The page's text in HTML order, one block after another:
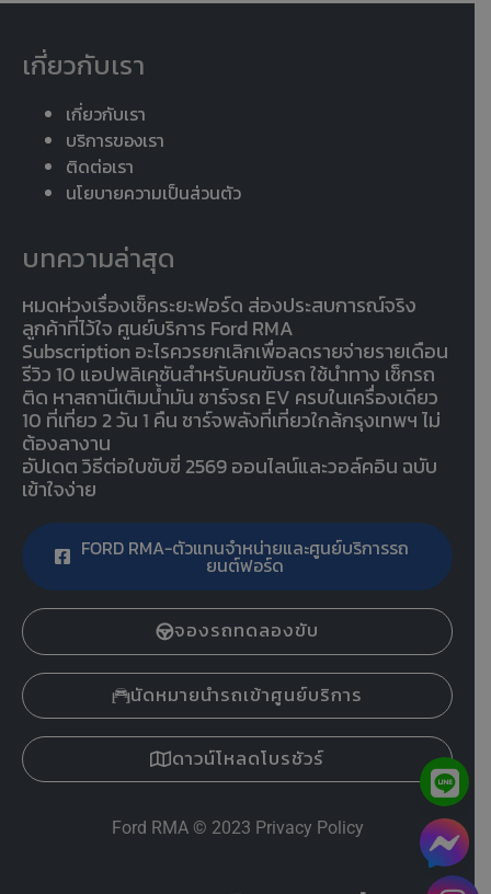
เกี่ยวกับเรา
เกี่ยวกับเรา
บริการของเรา
ติดต่อเรา
นโยบายความเป็นส่วนตัว
บทความล่าสุด
หมดห่วงเรื่องเช็คระยะฟอร์ด ส่องประสบการณ์จริง
ลูกค้าที่ไว้ใจ ศูนย์บริการ Ford RMA
Subscription อะไรควรยกเลิกเพื่อลดรายจ่ายรายเดือน
รีวิว 10 แอปพลิเคชันสำหรับคนขับรถ ใช้นำทาง เช็กรถ
ติด หาสถานีเติมน้ำมัน ชาร์จรถ EV ครบในเครื่องเดียว
10 ที่เที่ยว 2 วัน 1 คืน ชาร์จพลังที่เที่ยวใกล้กรุงเทพฯ ไม่
ต้องลางาน
อัปเดต วิธีต่อใบขับขี่ 2569 ออนไลน์และวอล์คอิน ฉบับ
เข้าใจง่าย
FORD RMA-ตัวแทนจำหน่ายและศูนย์บริการรถ
ยนต์ฟอร์ด
จองรถทดลองขับ
นัดหมายนำรถเข้าศูนย์บริการ
ดาวน์โหลดโบรชัวร์
Ford RMA© 2023 Privacy Policy